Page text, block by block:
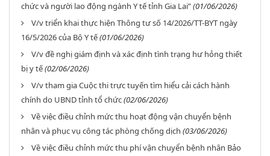
chức và người lao động ngành Y tế tỉnh Gia Lai”(01/06/2026)
V/v triển khai thực hiện Thông tư số 14/2026/TT-BYT ngày
16/5/2026 của Bộ Y tế(01/06/2026)
V/v đề nghị giám định và xác định tình trạng hư hỏng thiết
bị y tế(02/06/2026)
V/v tham gia Cuộc thi trực tuyến tìm hiểu cải cách hành
chính do UBND tỉnh tổ chức(02/06/2026)
Về việc điều chỉnh mức thu hoạt động vận chuyển bệnh
nhân và phục vụ công tác phòng chống dịch (03/06/2026)
Về việc điều chỉnh mức thu phí vận chuyển bệnh nhân Bảo